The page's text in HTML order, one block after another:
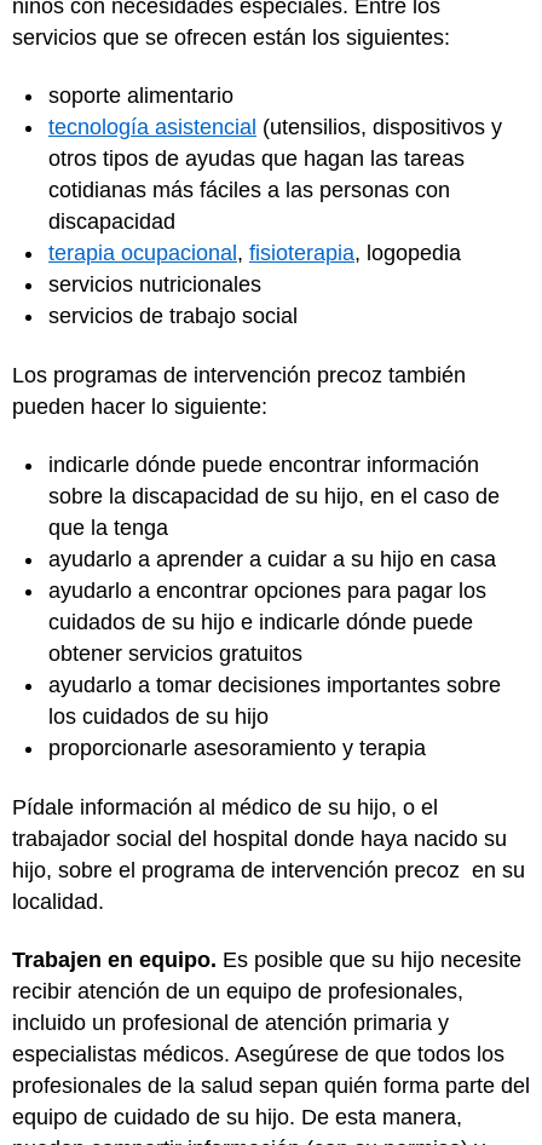
niños con necesidades especiales. Entre los
servicios que se ofrecen están los siguientes:
soporte alimentario
tecnología asistencial (utensilios, dispositivos y
otros tipos de ayudas que hagan las tareas
cotidianas más fáciles a las personas con
discapacidad
terapia ocupacional , fisioterapia, logopedia
servicios nutricionales
servicios de trabajo social
Los programas de intervención precoz también
pueden hacer lo siguiente:
indicarle dónde puede encontrar información
sobre la discapacidad de su hijo, en el caso de
que la tenga
ayudarlo a aprender a cuidar a su hijo en casa
ayudarlo a encontrar opciones para pagar los
cuidados de su hijo e indicarle dónde puede
obtener servicios gratuitos
ayudarlo a tomar decisiones importantes sobre
los cuidados de su hijo
proporcionarle asesoramiento y terapia
Pídale información al médico de su hijo, o el
trabajador social del hospital donde haya nacido su
hijo, sobre el programa de intervención precoz en su
localidad.
Trabajen en equipo. Es posible que su hijo necesite
recibir atención de un equipo de profesionales,
incluido un profesional de atención primaria y
especialistas médicos. Asegúrese de que todos los
profesionales de la salud sepan quién forma parte del
equipo de cuidado de su hijo. De esta manera,